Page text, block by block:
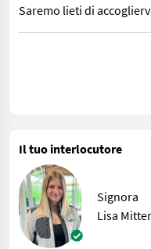
Saremo lieti di
N. 33333 TAPPETINO
Il tuo interlocutore
Signora
Lisa